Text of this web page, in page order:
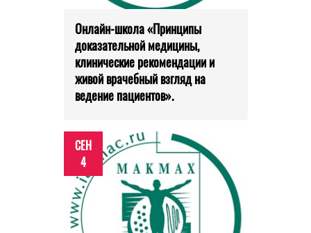
Онлайн-школа «Принципы
доказательной медицины,
клинические рекомендации и
живой врачебный взгляд на
ведение пациентов».
СЕН
4